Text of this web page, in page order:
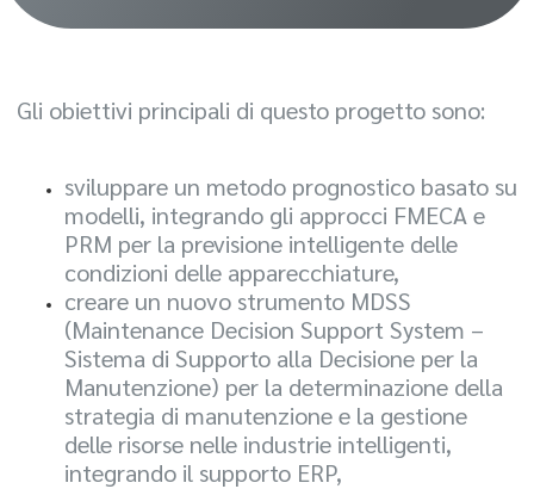
Gli obiettivi principali di questo progetto sono:
sviluppare un metodo prognostico basato su
modelli, integrando gli approcci FMECA e
PRM per la previsione intelligente delle
condizioni delle apparecchiature,
creare un nuovo strumento MDSS
(Maintenance Decision Support System –
Sistema di Supporto alla Decisione per la
Manutenzione) per la determinazione della
strategia di manutenzione e la gestione
delle risorse nelle industrie intelligenti,
integrando il supporto ERP,